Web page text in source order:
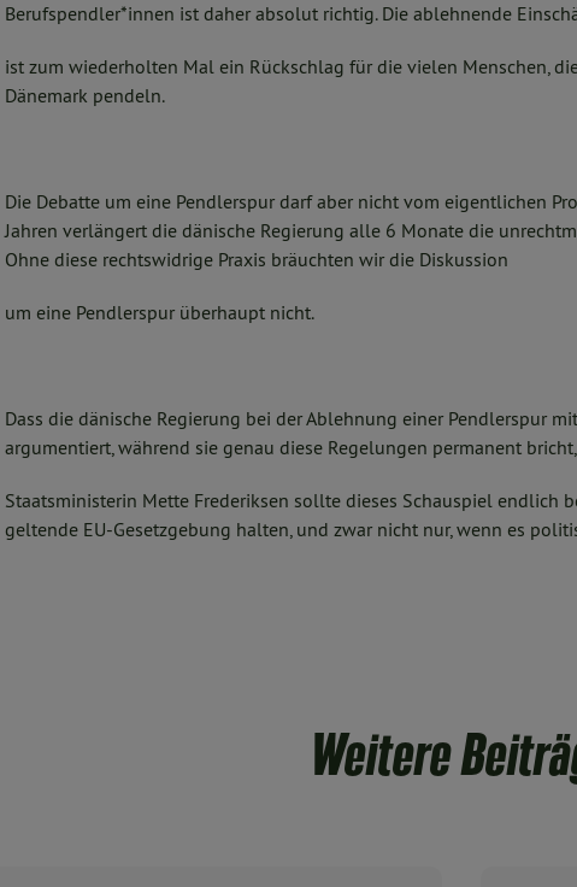
Berufspendler*innen ist daher absolut richtig. Die ablehnende
ist zum wiederholten Mal ein Rückschlag für die vielen Menschen,
Dänemark pendeln.
Die Debatte um eine Pendlerspur darf aber nicht vom eigentlichen
Jahren verlängert die dänische Regierung alle 6 Monate die
Ohne diese rechtswidrige Praxis bräuchten wir die Diskussion
um eine Pendlerspur überhaupt nicht.
Dass die dänische Regierung bei der Ablehnung einer Pendlerspur
argumentiert, während sie genau diese Regelungen permanent
Staatsministerin Mette Frederiksen sollte dieses Schauspiel endlich
geltende EU-Gesetzgebung halten, und zwar nicht nur, wenn es
Weitere